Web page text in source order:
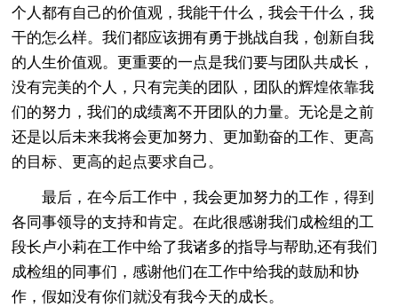
个人都有自己的价值观，我能干什么，我会干什么，我
干的怎么样。我们都应该拥有勇于挑战自我，创新自我
的人生价值观。更重要的一点是我们要与团队共成长，
没有完美的个人，只有完美的团队，团队的辉煌依靠我
们的努力，我们的成绩离不开团队的力量。无论是之前
还是以后未来我将会更加努力、更加勤奋的工作、更高
的目标、更高的起点要求自己。
最后，在今后工作中，我会更加努力的工作，得到
各同事领导的支持和肯定。在此很感谢我们成检组的工
段长卢小莉在工作中给了我诸多的指导与帮助,还有我们
成检组的同事们，感谢他们在工作中给我的鼓励和协
作，假如没有你们就没有我今天的成长。